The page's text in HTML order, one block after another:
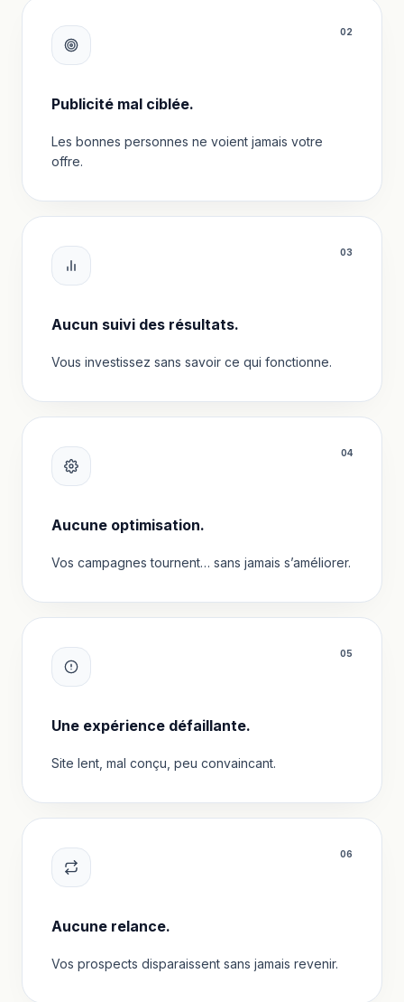
02
Publicité mal ciblée.
Les bonnes personnes ne voient jamais votre
offre.
03
Aucun suivi des résultats.
Vous investissez sans savoir ce qui fonctionne.
04
Aucune optimisation.
Vos campagnes tournent… sans jamais s’améliorer.
05
Une expérience défaillante.
Site lent, mal conçu, peu convaincant.
06
Aucune relance.
Vos prospects disparaissent sans jamais revenir.